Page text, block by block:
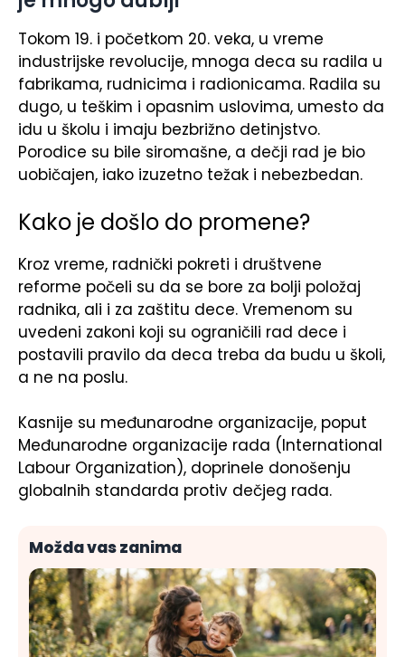
Tokom 19. i početkom 20. veka, u vreme
industrijske revolucije, mnoga deca su radila u
fabrikama, rudnicima i radionicama. Radila su
dugo, u teškim i opasnim uslovima, umesto da
idu u školu i imaju bezbrižno detinjstvo.
Porodice su bile siromašne, a dečji rad je bio
uobičajen, iako izuzetno težak i nebezbedan.
Kako je došlo do promene?
Kroz vreme, radnički pokreti i društvene
reforme počeli su da se bore za bolji položaj
radnika, ali i za zaštitu dece. Vremenom su
uvedeni zakoni koji su ograničili rad dece i
postavili pravilo da deca treba da budu u školi,
a ne na poslu.
Kasnije su međunarodne organizacije, poput
Međunarodne organizacije rada (International
Labour Organization), doprinele donošenju
globalnih standarda protiv dečjeg rada.
Možda vas zanima